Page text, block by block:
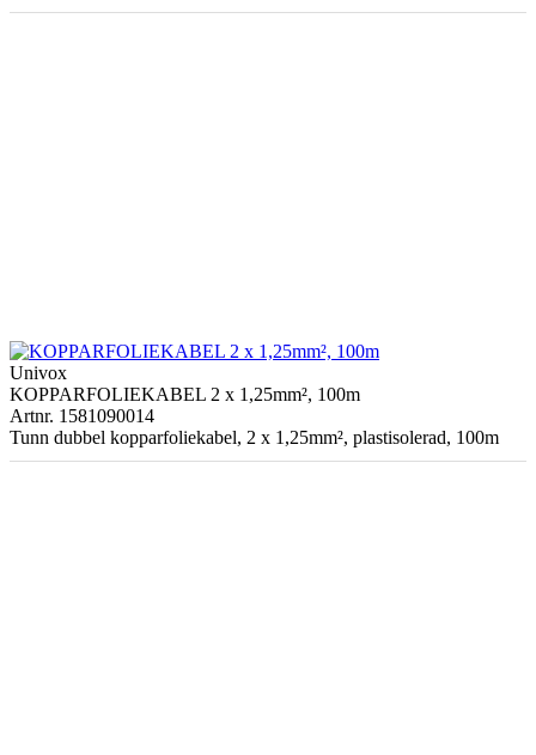
Univox
KOPPARFOLIEKABEL 2 x 1,25mm², 100m
Artnr. 1581090014
Tunn dubbel kopparfoliekabel, 2 x 1,25mm², plastisolerad, 100m